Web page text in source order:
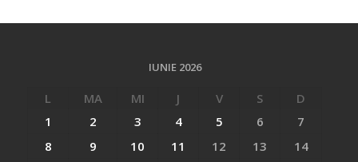
IUNIE 2026
L MA MI J V S
D
1
2 3 4 5 6
7
8
9 10 11 12 13
14